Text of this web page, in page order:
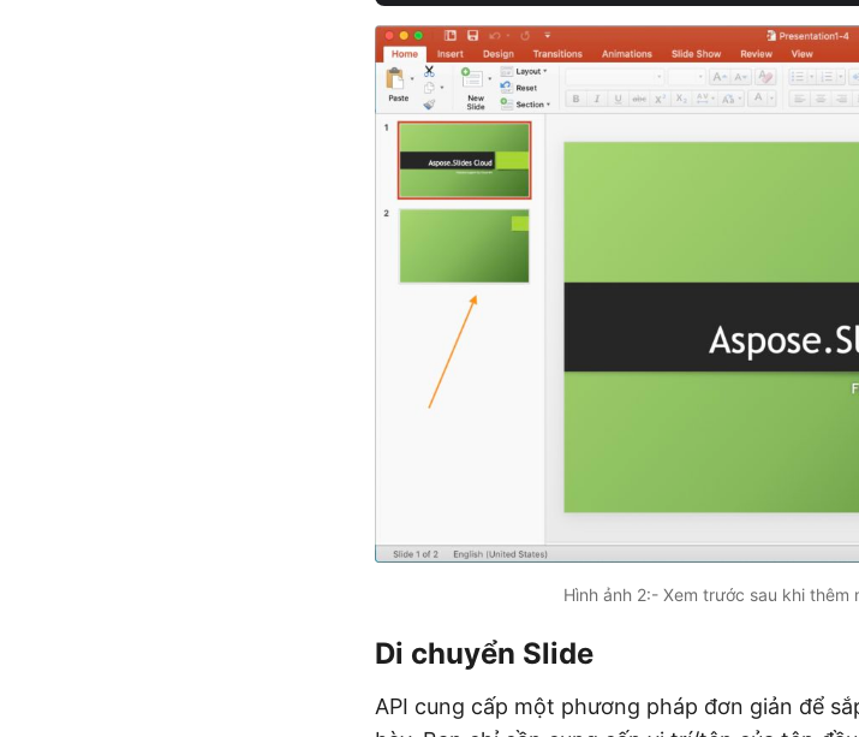
Hình ảnh 2:- Xem trước sau khi thêm
Di chuyển Slide
API cung cấp một phương pháp đơn giản để